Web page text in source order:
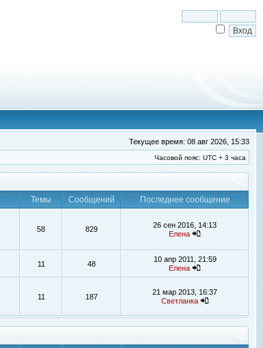
Текущее время: 08 авг 2026, 15:33
Часовой пояс: UTC + 3 часа
Темы Сообщений
Последнее сообщение
58 829
26 сен 2016, 14:13
Елена
11 48
10 апр 2011, 21:59
Елена
11 187
21 мар 2013, 16:37
Светланка